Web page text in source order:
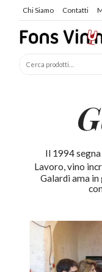
Chi Siamo Contatti
Il 1994
Lavoro, vino
Galardi ama